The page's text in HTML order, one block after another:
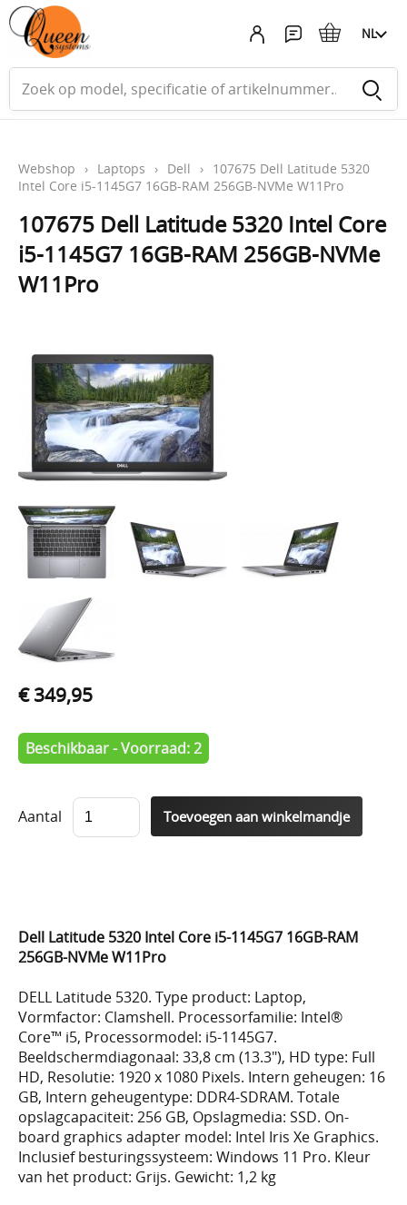
NL
Webshop › Laptops › Dell › 107675 Dell Latitude 5320
Intel Core i5-1145G7 16GB-RAM 256GB-NVMe W11Pro
107675 Dell Latitude 5320 Intel Core
i5-1145G7 16GB-RAM 256GB-NVMe
W11Pro
€ 349,95
Beschikbaar - Voorraad: 2
Aantal
Dell Latitude 5320 Intel Core i5-1145G7 16GB-RAM
256GB-NVMe W11Pro
DELL Latitude 5320. Type product: Laptop,
Vormfactor: Clamshell. Processorfamilie: Intel®
Core™ i5, Processormodel: i5-1145G7.
Beeldschermdiagonaal: 33,8 cm (13.3"), HD type: Full
HD, Resolutie: 1920 x 1080 Pixels. Intern geheugen: 16
GB, Intern geheugentype: DDR4-SDRAM. Totale
opslagcapaciteit: 256 GB, Opslagmedia: SSD. On-
board graphics adapter model: Intel Iris Xe Graphics.
Inclusief besturingssysteem: Windows 11 Pro. Kleur
van het product: Grijs. Gewicht: 1,2 kg